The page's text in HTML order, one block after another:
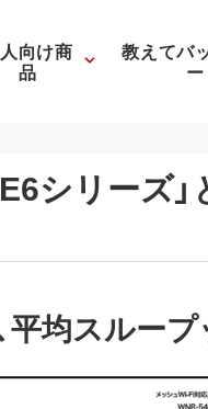
向け商
品
教えてバ
ー
シリーズ
平均スルー